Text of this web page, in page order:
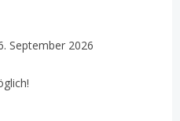
September 2026